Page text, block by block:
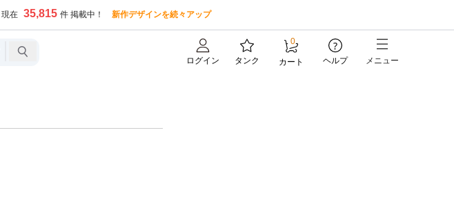
現在 35,815 件 掲載中！ 新作デザインを続々アップ
ログイン タンク
0
カート
?
ヘルプ メニュー